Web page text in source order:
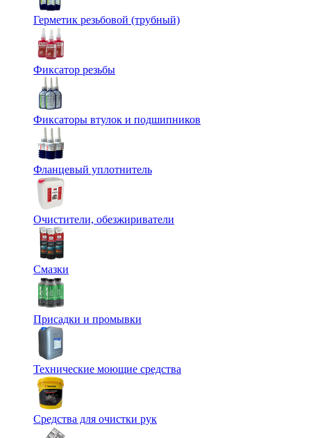
Герметик резьбовой (трубный)
Фиксатор резьбы
Фиксаторы втулок и подшипников
Фланцевый уплотнитель
Очистители, обезжириватели
Смазки
Присадки и промывки
Технические моющие средства
Средства для очистки рук